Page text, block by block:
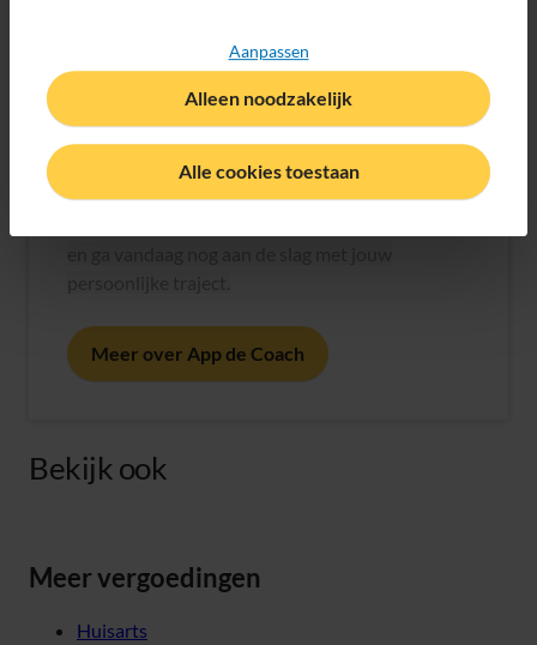
Alle cookies toestaan
Aanpassen
Alleen noodzakelijk
App de Coach
Heb nog geen verwijzing? Geen probleem. Onze
Meer over App de Coach
Bekijk ook
Meer vergoedingen
Huisarts